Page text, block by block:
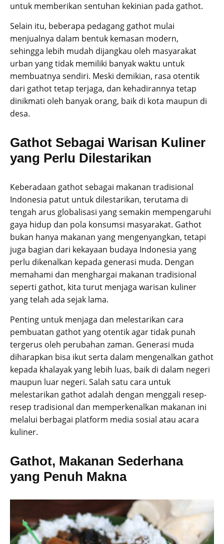
untuk memberikan sentuhan kekinian pada gathot.
Selain itu, beberapa pedagang gathot mulai
menjualnya dalam bentuk kemasan modern,
sehingga lebih mudah dijangkau oleh masyarakat
urban yang tidak memiliki banyak waktu untuk
membuatnya sendiri. Meski demikian, rasa otentik
dari gathot tetap terjaga, dan kehadirannya tetap
dinikmati oleh banyak orang, baik di kota maupun di
desa.
Gathot Sebagai Warisan Kuliner
yang Perlu Dilestarikan
Keberadaan gathot sebagai makanan tradisional
Indonesia patut untuk dilestarikan, terutama di
tengah arus globalisasi yang semakin mempengaruhi
gaya hidup dan pola konsumsi masyarakat. Gathot
bukan hanya makanan yang mengenyangkan, tetapi
juga bagian dari kekayaan budaya Indonesia yang
perlu dikenalkan kepada generasi muda. Dengan
memahami dan menghargai makanan tradisional
seperti gathot, kita turut menjaga warisan kuliner
yang telah ada sejak lama.
Penting untuk menjaga dan melestarikan cara
pembuatan gathot yang otentik agar tidak punah
tergerus oleh perubahan zaman. Generasi muda
diharapkan bisa ikut serta dalam mengenalkan gathot
kepada khalayak yang lebih luas, baik di dalam negeri
maupun luar negeri. Salah satu cara untuk
melestarikan gathot adalah dengan menggali resep-
resep tradisional dan memperkenalkan makanan ini
melalui berbagai platform media sosial atau acara
kuliner.
Gathot, Makanan Sederhana
yang Penuh Makna